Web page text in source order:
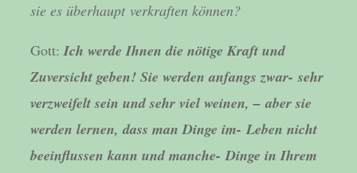
sie es überhaupt verkraften können?
Gott:Ich werde Ihnen die nötige Kraft und
Zuversicht geben! Sie werden anfangs zwar- sehr
verzweifelt sein und sehr viel weinen, – aber sie
werden lernen, dass man Dinge im- Leben nicht
beeinflussen kann und manche- Dinge in Ihrem